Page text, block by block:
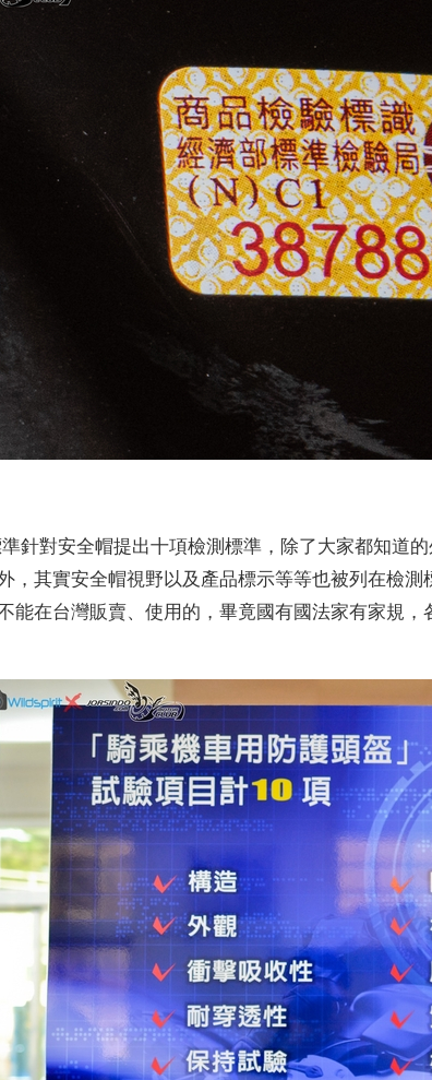
準針對安全帽提出十項檢測標準，除了大家都知道
，其實安全帽視野以及產品標示等等也被列在檢
不能在台灣販賣、使用的，畢竟國有國法家有家規